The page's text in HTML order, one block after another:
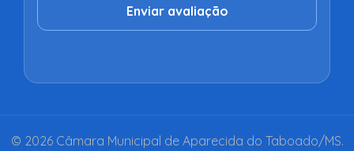
Enviar avaliação
© 2026 Câmara Municipal de Aparecida do Taboado/MS.